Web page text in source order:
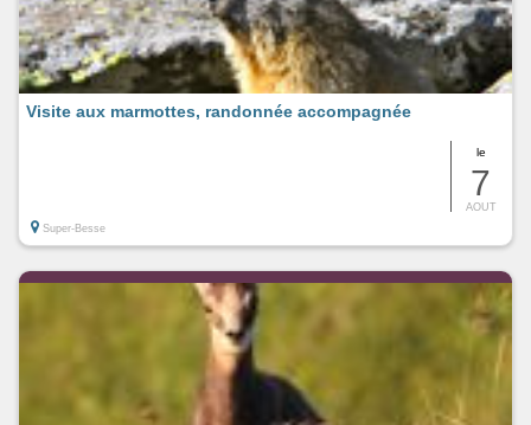
le
7
AOUT
Visite aux marmottes, randonnée accompagnée
Super-Besse